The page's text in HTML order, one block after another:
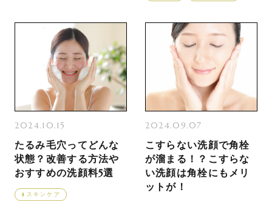
2024.10.15
たるみ毛穴ってどんな
状態？改善する方法や
おすすめの洗顔料5選
スキンケア
2024.09.07
こすらない洗顔で角栓
が溜まる！？こすらな
い洗顔は角栓にもメリ
ットが！